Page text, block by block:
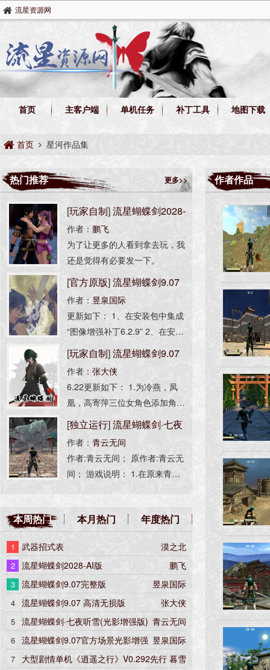
流星资源网
首页 主客户端 单机任务 补丁工具 地图下载
首页 星河作品集
作者作品
热门推荐 更多>>
[玩家自制]流星蝴蝶剑2028-
AI版
作者： 鹏飞
为了让更多的人看到拿去玩，我
还是觉得有必要发一下。
[官方原版]流星蝴蝶剑9.07
完整版
作者： 昱泉国际
更新如下： 1、在安装包中集成
“图像增强补丁6.2.9” 2、在安装
包中集成“人物全开选项” 3、解
决不能选择单机任务和局域网的
问题 4、集成简体中文、繁体中
文安装 安装程序非昱泉国际制
作，为流星资源网打包，无任何
修改。 此版本等同于：1.00.3完
整版 + 1.07.16升级补丁 + 9.07.
16升级补丁。
[玩家自制]流星蝴蝶剑9.07
高清无损版
作者： 张大侠
6.22更新如下： 1.为冷燕，凤
凰，高寄萍三位女角色添加角色
语音，包括招式，挑衅，死亡。
2.为所有角色添加受击反馈音效
（挨打音效）。 3.优化部分贴
图，特效，语音效果。 注：女
角色仅限主机开房
[独立运行]流星蝴蝶剑·七夜
听雪(光影增强版)
作者： 青云无间
作者:青云无间； 原作者:青云无
间； 游戏说明： 1.在原来青云
无间大佬的版本基础上添加了图
像补丁、AS脚本引擎以及光
影； 2.若游戏内掉帧卡顿可按[F
4]关闭光影； -------------------
本周热门 本月热门 年度热门
1 漠之北
武器招式表
2 鹏飞
流星蝴蝶剑2028-AI版
3 昱泉国际
流星蝴蝶剑9.07完整版
4 张大侠
流星蝴蝶剑9.07 高清无损版
5 青云无间
流星蝴蝶剑·七夜听雪(光影增强版)
6 昱泉国际
流星蝴蝶剑9.07官方场景光影增强
版
7 暮雪
大型剧情单机《逍遥之行》V0.292先行